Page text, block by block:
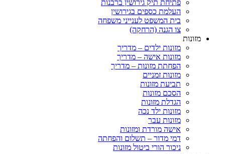
פתיחת תיק גירושין ברבנות
העלמת כספים בגירושין
בית המשפט לענייני משפחה
צו הגנה (הרחקה)
מזונות
מזונות ילדים – מדריך
מזונות אישה – מדריך
הפחתת מזונות – מדריך
מזונות זמניים
תביעת מזונות
הסכם מזונות
הגדלת מזונות
מזונות ילד נכה
מזונות עבר
אישה מורדת ומזונות
דמי מדור – תשלום והפחתה
ניכור הורי ביטול מזונות